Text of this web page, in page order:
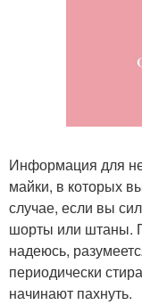
Информация для
майки, в которых
случае, если вы
шорты или штаны.
надеюсь,
периодически
начинают пахнуть.